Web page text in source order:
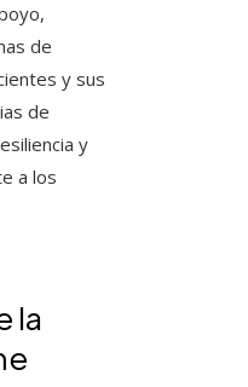
de
y sus
de
y
a los
la